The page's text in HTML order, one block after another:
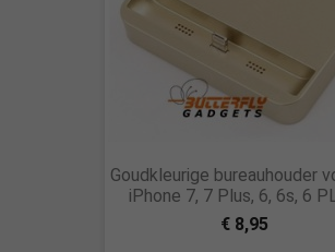
Goudkleurige bureauhouder
iPhone 7, 7 Plus, 6, 6s, 6
€ 8,95